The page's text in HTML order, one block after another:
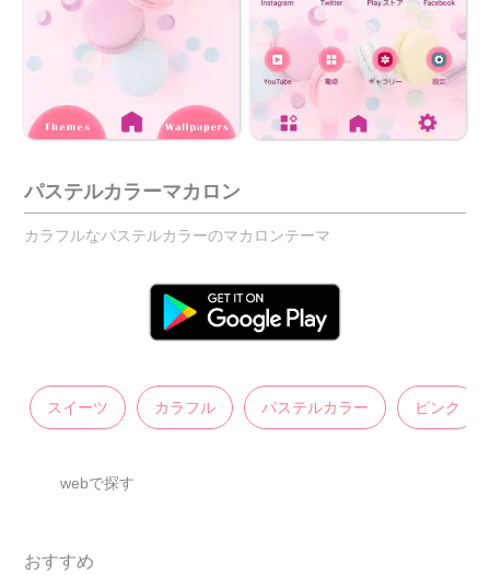
パステルカラーマカロン
カラフルなパステルカラーのマカロンテーマ
スイーツ カラフル パステルカラー ピンク
webで探す
おすすめ